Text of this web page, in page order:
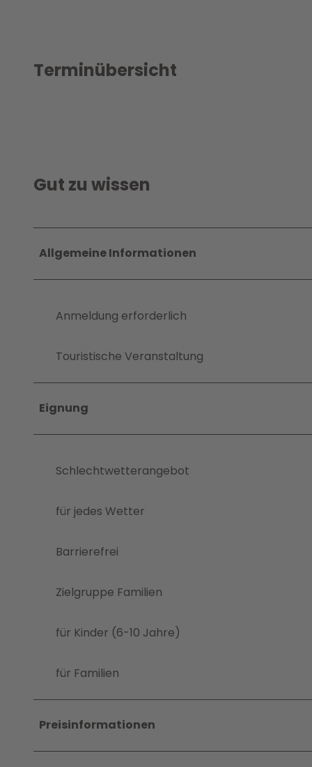
Terminübersicht
Gut zu wissen
Allgemeine Informationen
Anmeldung erforderlich
Touristische Veranstaltung
Eignung
Schlechtwetterangebot
für jedes Wetter
Barrierefrei
Zielgruppe Familien
für Kinder (6-10 Jahre)
für Familien
Preisinformationen